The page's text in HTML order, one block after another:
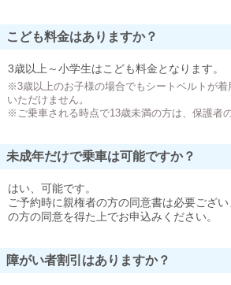
こども料金はありますか？
3歳以上～小学生はこども料金となります。
※3歳以上のお子様の場合でもシートベルトが
いただけません。
※ご乗車される時点で13歳未満の方は、保護者
未成年だけで乗車は可能ですか？
はい、可能です。
ご予約時に親権者の方の同意書は必要ござ
の方の同意を得た上でお申込みください。
障がい者割引はありますか？